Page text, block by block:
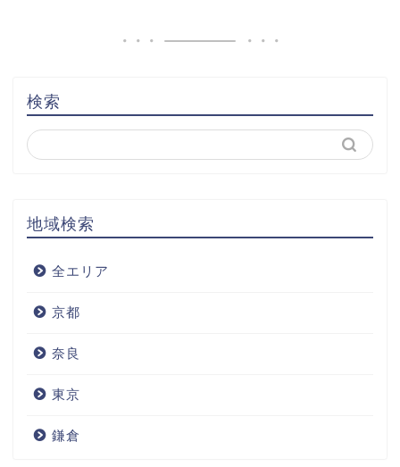
検索
地域検索
全エリア
京都
奈良
東京
鎌倉